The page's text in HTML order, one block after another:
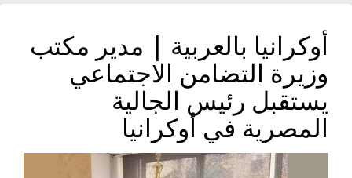
أوكرانيا بالعربية | مدير مكتب
وزيرة التضامن الاجتماعي
يستقبل رئيس الجالية
المصرية في أوكرانيا